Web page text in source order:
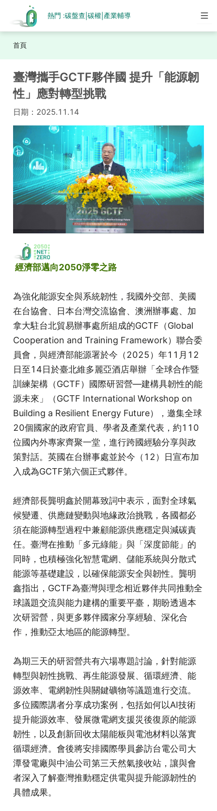
熱門 :碳盤查 碳權| 產業輔導
首頁
臺灣攜手GCTF夥伴國 提升「能源韌
性」應對轉型挑戰
日期： 2025.11.14
經濟部邁向2050淨零之路
為強化能源安全與系統韌性，我國外交部、美國
在台協會、日本台灣交流協會、澳洲辦事處、加
拿大駐台北貿易辦事處所組成的GCTF（Global
Cooperation and Training Framework）聯合委
員會，與經濟部能源署於今（2025）年11月12
日至14日於臺北維多麗亞酒店舉辦「全球合作暨
訓練架構（GCTF）國際研習營—建構具韌性的能
源未來」（GCTF International Workshop on
Building a Resilient Energy Future），邀集全球
20個國家的政府官員、學者及產業代表，約110
位國內外專家齊聚一堂，進行跨國經驗分享與政
策對話。英國在台辦事處並於今（12）日宣布加
入成為GCTF第六個正式夥伴。
經濟部長龔明鑫於開幕致詞中表示，面對全球氣
候變遷、供應鏈變動與地緣政治挑戰，各國都必
須在能源轉型過程中兼顧能源供應穩定與減碳責
任。臺灣在推動「多元綠能」與「深度節能」的
同時，也積極強化智慧電網、儲能系統與分散式
能源等基礎建設，以確保能源安全與韌性。龔明
鑫指出，GCTF為臺灣與理念相近夥伴共同推動全
球議題交流與能力建構的重要平臺，期盼透過本
次研習營，與更多夥伴國家分享經驗、深化合
作，推動亞太地區的能源轉型。
為期三天的研習營共有六場專題討論，針對能源
轉型與韌性挑戰、再生能源發展、循環經濟、能
源效率、電網韌性與關鍵礦物等議題進行交流。
多位國際講者分享成功案例，包括如何以AI技術
提升能源效率、發展微電網支援災後復原的能源
韌性，以及創新回收太陽能板與電池材料以落實
循環經濟。會後將安排國際學員參訪台電公司大
潭發電廠與中油公司第三天然氣接收站，讓與會
者深入了解臺灣推動穩定供電與提升能源韌性的
具體成果。